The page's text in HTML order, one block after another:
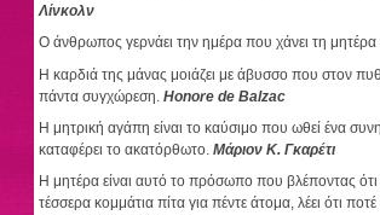
Λίνκολν
Ο άνθρωπος γερνάει την ημέρα που χάνει τη
Η καρδιά της μάνας μοιάζει με άβυσσο που στον
πάντα συγχώρεση.Honore de Balzac
Η μητρική αγάπη είναι το καύσιμο που ωθεί ένα
καταφέρει το ακατόρθωτο.Μάριον Κ. Γκαρέτι
Η μητέρα είναι αυτό το πρόσωπο που βλέποντας
τέσσερα κομμάτια πίτα για πέντε άτομα, λέει ότι